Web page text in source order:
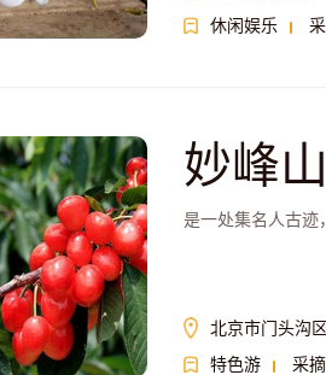
休闲娱乐
妙峰
是一处集名人古迹
北京市门头沟
特色游
采摘